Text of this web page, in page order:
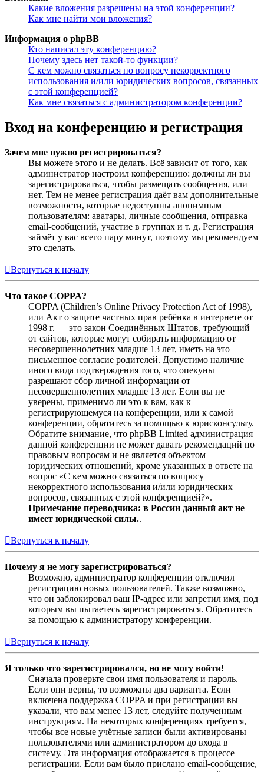
Какие вложения разрешены на этой конференции?
Как мне найти мои вложения?
Информация о phpBB
Кто написал эту конференцию?
Почему здесь нет такой-то функции?
С кем можно связаться по вопросу некорректного
использования и/или юридических вопросов, связанных
с этой конференцией?
Как мне связаться с администратором конференции?
Вход на конференцию и регистрация
Зачем мне нужно регистрироваться?
Вы можете этого и не делать. Всё зависит от того, как
администратор настроил конференцию: должны ли вы
зарегистрироваться, чтобы размещать сообщения, или
нет. Тем не менее регистрация даёт вам дополнительные
возможности, которые недоступны анонимным
пользователям: аватары, личные сообщения, отправка
email-сообщений, участие в группах и т. д. Регистрация
займёт у вас всего пару минут, поэтому мы рекомендуем
это сделать.
Вернуться к началу
Что такое COPPA?
COPPA (Children’s Online Privacy Protection Act of 1998),
или Акт о защите частных прав ребёнка в интернете от
1998 г. — это закон Соединённых Штатов, требующий
от сайтов, которые могут собирать информацию от
несовершеннолетних младше 13 лет, иметь на это
письменное согласие родителей. Допустимо наличие
иного вида подтверждения того, что опекуны
разрешают сбор личной информации от
несовершеннолетних младше 13 лет. Если вы не
уверены, применимо ли это к вам, как к
регистрирующемуся на конференции, или к самой
конференции, обратитесь за помощью к юрисконсульту.
Обратите внимание, что phpBB Limited администрация
данной конференции не может давать рекомендаций по
правовым вопросам и не является объектом
юридических отношений, кроме указанных в ответе на
вопрос «С кем можно связаться по вопросу
некорректного использования и/или юридических
вопросов, связанных с этой конференцией?».
Примечание переводчика: в России данный акт не
имеет юридической силы..
Вернуться к началу
Почему я не могу зарегистрироваться?
Возможно, администратор конференции отключил
регистрацию новых пользователей. Также возможно,
что он заблокировал ваш IP-адрес или запретил имя, под
которым вы пытаетесь зарегистрироваться. Обратитесь
за помощью к администратору конференции.
Вернуться к началу
Я только что зарегистрировался, но не могу войти!
Сначала проверьте свои имя пользователя и пароль.
Если они верны, то возможны два варианта. Если
включена поддержка COPPA и при регистрации вы
указали, что вам менее 13 лет, следуйте полученным
инструкциям. На некоторых конференциях требуется,
чтобы все новые учётные записи были активированы
пользователями или администратором до входа в
систему. Эта информация отображается в процессе
регистрации. Если вам было прислано email-сообщение,